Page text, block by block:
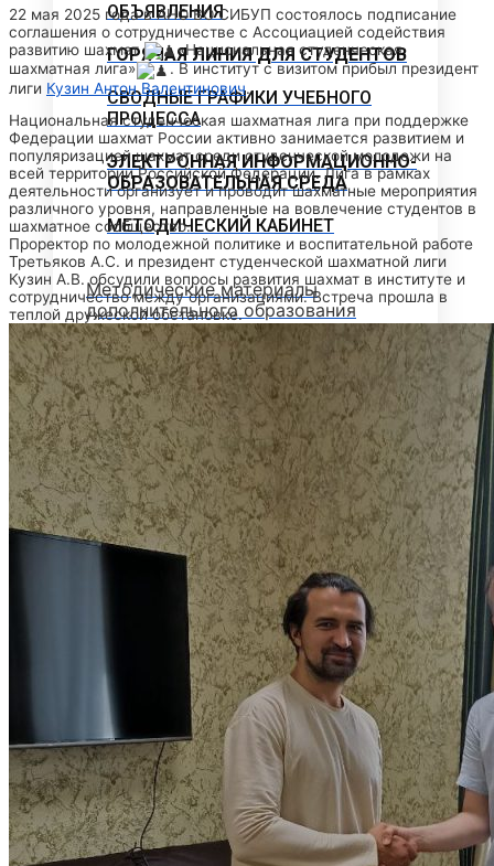
ОБЪЯВЛЕНИЯ
ГОРЯЧАЯ ЛИНИЯ ДЛЯ СТУДЕНТОВ
СВОДНЫЕ ГРАФИКИ УЧЕБНОГО
ПРОЦЕССА
ЭЛЕКТРОННАЯ ИНФОРМАЦИОННО-
ОБРАЗОВАТЕЛЬНАЯ СРЕДА
МЕТОДИЧЕСКИЙ КАБИНЕТ
Методические материалы
дополнительного образования
Методическое обеспечение
Рабочие программы
Рабочие программы практик
Объявления
Абитуриенту
ИНФОРМАЦИЯ ДЛЯ АБИТУРИЕНТОВ
ВЫСШЕЕ ОБРАЗОВАНИЕ
(БАКАЛАВРИАТ)
Перечень направлений и
вступительных испытаний
Стоимость обучения
Расписание вступительных испытаний
22 мая 2025 года в АНО ВО СИБУП состоялось подписание
соглашения о сотрудничестве с Ассоциацией содействия
развитию шахмат
«Национальная студенческая
шахматная лига»
.В институт с визитом прибыл президент
лиги Кузин Антон Валентинович.
Национальная студенческая шахматная лига при поддержке
Федерации шахмат России активно занимается развитием и
популяризацией шахмат среди студенческой молодежи на
всей территории Российской Федерации. Лига в рамках
деятельности организует и проводит шахматные мероприятия
различного уровня, направленные на вовлечение студентов в
шахматное сообщество.
Проректор по молодежной политике и воспитательной работе
Третьяков А.С. и президент студенческой шахматной лиги
Кузин А.В. обсудили вопросы развития шахмат в институте и
сотрудничество между организациями. Встреча прошла в
теплой дружеской обстановке.